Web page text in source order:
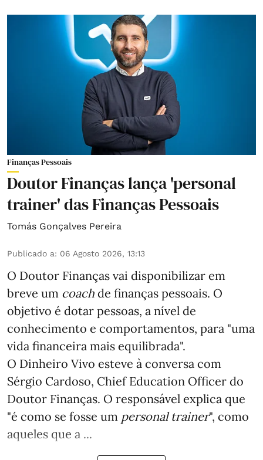
Finanças Pessoais
Doutor Finanças lança 'personal
trainer' das Finanças Pessoais
Tomás Gonçalves Pereira
Publicado a: 06 Agosto 2026, 13:13
O Doutor Finanças vai disponibilizar em
breve um coach de finanças pessoais. O
objetivo é dotar pessoas, a nível de
conhecimento e comportamentos, para "uma
vida financeira mais equilibrada".
O Dinheiro Vivo esteve à conversa com
Sérgio Cardoso, Chief Education Officer do
Doutor Finanças. O responsável explica que
"é como se fosse um personal trainer", como
aqueles que a ...